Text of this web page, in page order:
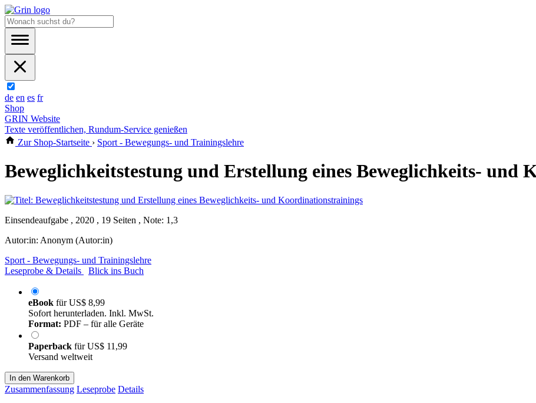
de en es fr
Shop
GRIN Website
Texte veröffentlichen, Rundum-Service genießen
Zur Shop-Startseite › Sport - Bewegungs- und Trainingslehre
Beweglichkeitstestung und Erstellung eines Beweglichkeits- und
Einsendeaufgabe , 2020 , 19 Seiten , Note: 1,3
Autor:in: Anonym (Autor:in)
Sport - Bewegungs- und Trainingslehre
Leseprobe & Details
Blick ins Buch
eBook fürUS$ 8,99
Sofort herunterladen. Inkl. MwSt.
Format: PDF – für alle Geräte
Paperback fürUS$ 11,99
Versand weltweit
In den Warenkorb
Zusammenfassung Leseprobe Details